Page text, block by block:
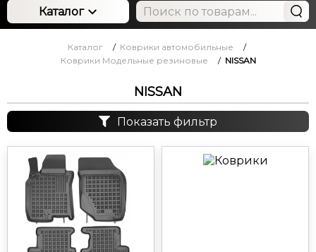
Каталог
Каталог / Коврики автомобильные
/
Коврики Модельные резиновые
/ NISSAN
NISSAN
Показать фильтр